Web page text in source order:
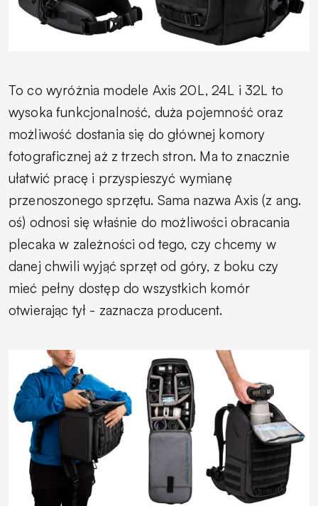
To co wyróżnia modele Axis 20L, 24L i 32L to
wysoka funkcjonalność, duża pojemność oraz
możliwość dostania się do głównej komory
fotograficznej aż z trzech stron. Ma to znacznie
ułatwić pracę i przyspieszyć wymianę
przenoszonego sprzętu. Sama nazwa Axis (z ang.
oś) odnosi się właśnie do możliwości obracania
plecaka w zależności od tego, czy chcemy w
danej chwili wyjąć sprzęt od góry, z boku czy
mieć pełny dostęp do wszystkich komór
otwierając tył - zaznacza producent.